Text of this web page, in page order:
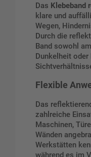
Das Klebeband
klare und
Wegen,
Durch die
Band sowohl
Dunkelheit
Flexible
Das
zahlreiche
Maschinen,
Wänden
Werkstätten
während es im